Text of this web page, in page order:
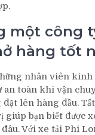
một công
hàng tốt
nhân viên
an toàn khi vận
lên hàng đầu.
giúp bạn biết được
Với xe tải Phi